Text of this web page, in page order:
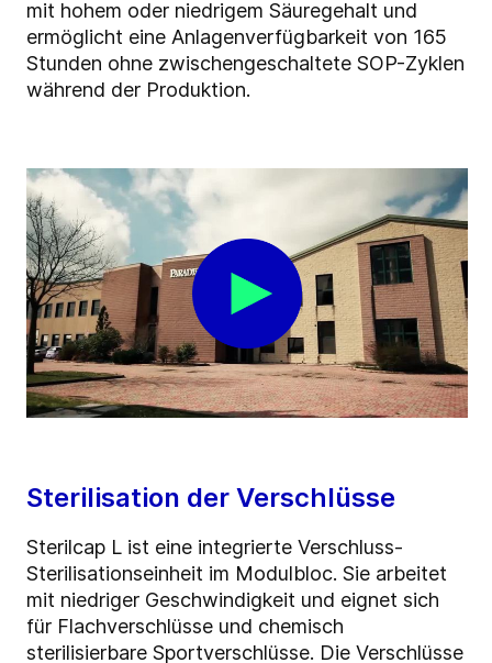
mit hohem oder niedrigem Säuregehalt und
ermöglicht eine Anlagenverfügbarkeit von 165
Stunden ohne zwischengeschaltete SOP-Zyklen
während der Produktion.
Sterilisation der Verschlüsse
Sterilcap L ist eine integrierte Verschluss-
Sterilisationseinheit im Modulbloc. Sie arbeitet
mit niedriger Geschwindigkeit und eignet sich
für Flachverschlüsse und chemisch
sterilisierbare Sportverschlüsse. Die Verschlüsse